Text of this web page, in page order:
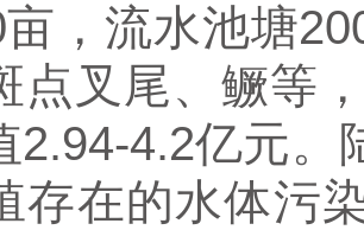
，流水池塘
点叉尾、鳜等
2.94-4.2亿元。
存在的水体污